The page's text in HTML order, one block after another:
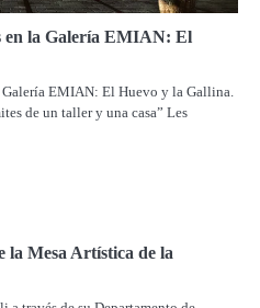
en la Galería EMIAN: El
Galería EMIAN: El Huevo y la Gallina.
de un taller y una casa” Les
la Mesa Artística de la